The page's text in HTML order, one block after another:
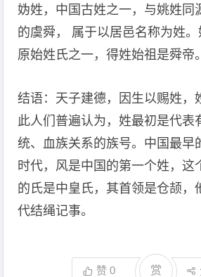
妫姓，中国古姓之一，与姚姓同
的虞舜， 属于以居邑名称为姓
原始姓氏之一，得姓始祖是舜帝。
结语：天子建德，因生以赐姓，
此人们普遍认为，姓最初是代表
统、血族关系的族号。中国最早
时代，风是中国的第一个姓，这
的氏是中皇氏，其首领是仓颉，
代结绳记事。
赞0 赏